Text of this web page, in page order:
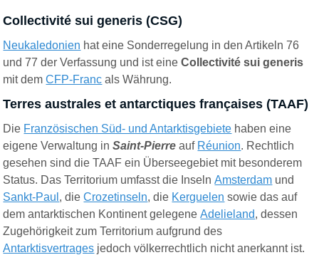
Collectivité sui generis (CSG)
Neukaledonien hat eine Sonderregelung in den Artikeln 76
und 77 der Verfassung und ist eineCollectivité sui generis
mit demCFP-Franc als Währung.
Terres australes et antarctiques françaises (TAAF)
Die Französischen Süd- und Antarktisgebiete haben eine
eigene Verwaltung inSaint-Pierre auf Réunion. Rechtlich
gesehen sind die TAAF ein Überseegebiet mit besonderem
Status. Das Territorium umfasst die InselnAmsterdam und
Sankt-Paul , dieCrozetinseln, die Kerguelen sowie das auf
dem antarktischen Kontinent gelegeneAdelieland, dessen
Zugehörigkeit zum Territorium aufgrund des
Antarktisvertrages jedoch völkerrechtlich nicht anerkannt ist.